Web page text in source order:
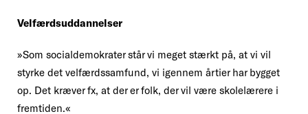
Velfærdsuddannelser
»Som socialdemokrater står vi meget stærkt på, at vi vil
styrke det velfærdssamfund, vi igennem årtier har bygget
op. Det kræver fx, at der er folk, der vil være skolelærere i
fremtiden.«